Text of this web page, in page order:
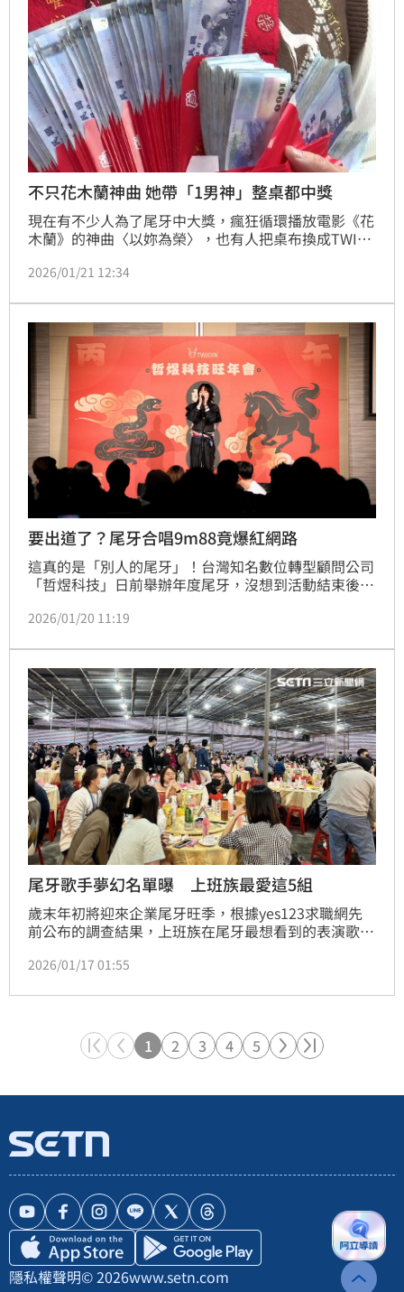
不只花木蘭神曲 她帶「1男神」整桌都中獎
現在有不少人為了尾牙中大獎，瘋狂循環播放電影《花
木蘭》的神曲〈以妳為榮〉，也有人把桌布換成TWICE
合」，就是狂聽《花木蘭》神曲再搭配Super Junior成
「太神了！」
2026/01/21 12:34
要出道了？尾牙合唱9m88竟爆紅網路
這真的是「別人的尾牙」！台灣知名數位轉型顧問公司
「哲煜科技」日前舉辦年度尾牙，沒想到活動結束後，
的方向走來》的影片，在社群平台Threads上瘋傳。影
動更是充滿火花，讓網友紛紛激動留言：「這員工可以
直接原地出道了吧？」、「這福利太強，現在轉職還來
得及嗎？」
2026/01/20 11:19
尾牙歌手夢幻名單曝 上班族最愛這5組
歲末年初將迎來企業尾牙旺季，根據yes123求職網先
前公布的調查結果，上班族在尾牙最想看到的表演歌手
Energy（36.8%）、蔡依林（35.8%）、伍佰
2026/01/17 01:55
1 2 3 4 5
隱私權聲明© 2026www.setn.com